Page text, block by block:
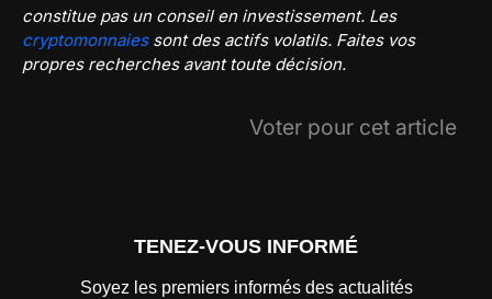
constitue pas un conseil en investissement. Les
cryptomonnaiessont des actifs volatils. Faites vos
propres recherches avant toute décision.
Voter pour cet article
TENEZ-VOUS INFORMÉ
Soyez les premiers informés des actualités